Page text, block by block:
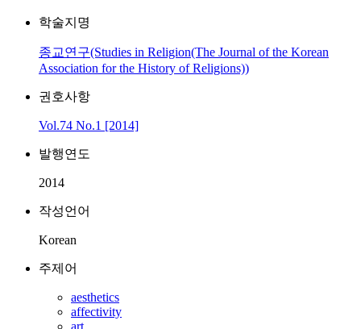
학술지명
종교연구(Studies in Religion(The Journal of the Korean
Association for the History of Religions))
권호사항
Vol.74 No.1 [2014]
발행연도
2014
작성언어
Korean
주제어
aesthetics
affectivity
art